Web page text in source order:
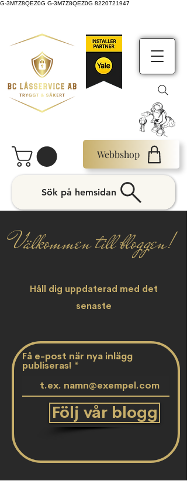
G-3M7Z8QEZ0G G-3M7Z8QEZ0G 8220721947
Webbshop
Sök på hemsidan
Välkommen till bloggen!
Håll dig uppdaterad med det
senaste
Få e-post när nya inlägg
publiseras!
Följ vår blogg